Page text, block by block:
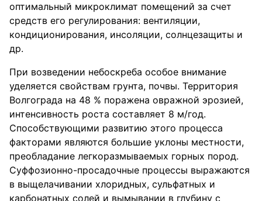
оптимальный микроклимат помещений за счет
средств его регулирования: вентиляции,
кондиционирования, инсоляции, солнцезащиты и
др.
При возведении небоскреба особое внимание
уделяется свойствам грунта, почвы. Территория
Волгограда на 48 % поражена овражной эрозией,
интенсивность роста составляет 8 м/год.
Способствующими развитию этого процесса
факторами являются большие уклоны местности,
преобладание легкоразмываемых горных пород.
Суффозионно-просадочные процессы выражаются
в выщелачивании хлоридных, сульфатных и
карбонатных солей и вымывании в глубину с